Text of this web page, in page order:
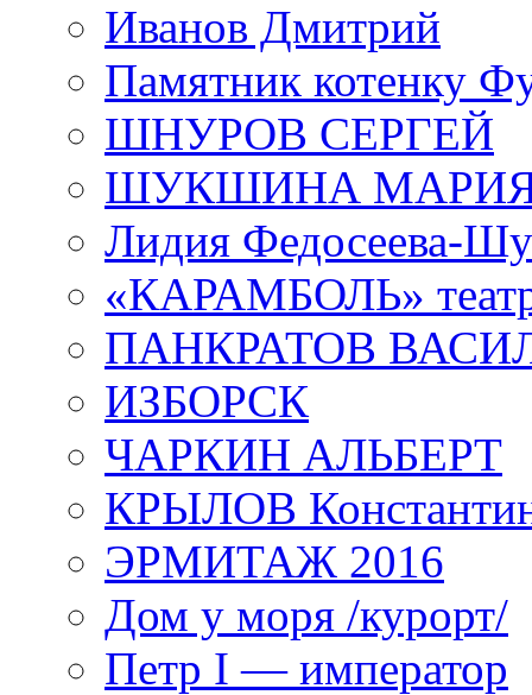
Иванов Дмитрий
Памятник котенку
ШНУРОВ СЕРГЕЙ
ШУКШИНА
Лидия Федосеева-
«КАРАМБОЛЬ»
ПАНКРАТОВ
ИЗБОРСК
ЧАРКИН АЛЬБЕРТ
КРЫЛОВ
ЭРМИТАЖ 2016
Дом у моря /курорт/
Петр I — император